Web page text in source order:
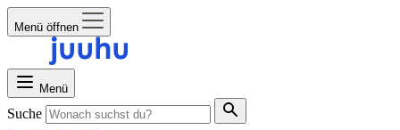
Menü öffnen
Menü
Suche